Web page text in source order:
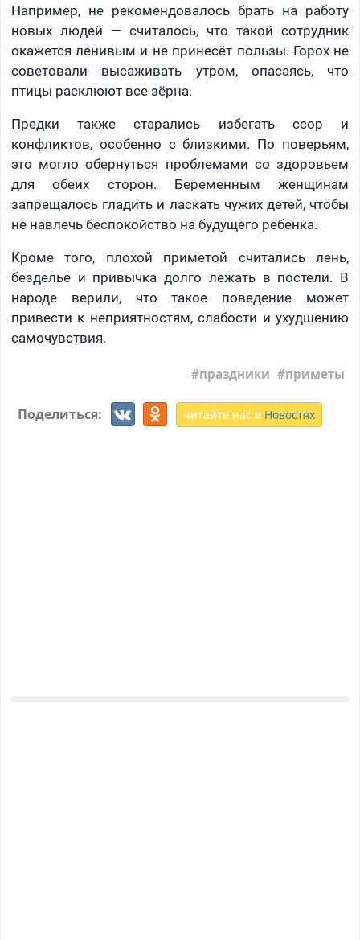
Например, не рекомендовалось брать на работу
новых людей — считалось, что такой сотрудник
окажется ленивым и не принесёт пользы. Горох не
советовали высаживать утром, опасаясь, что
птицы расклюют все зёрна.
Предки также старались избегать ссор и
конфликтов, особенно с близкими. По поверьям,
это могло обернуться проблемами со здоровьем
для обеих сторон. Беременным женщинам
запрещалось гладить и ласкать чужих детей, чтобы
не навлечь беспокойство на будущего ребенка.
Кроме того, плохой приметой считались лень,
безделье и привычка долго лежать в постели. В
народе верили, что такое поведение может
привести к неприятностям, слабости и ухудшению
самочувствия.
праздники приметы
Поделиться: читайте нас в Новостях